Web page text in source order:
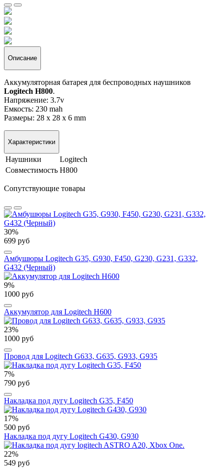
Описание
Аккумуляторная батарея для беспроводных наушников
Logitech H800.
Напряжение: 3.7v
Емкость: 230 mah
Размеры: 28 x 28 x 6 mm
Характеристики
Наушники
Logitech
Совместимость H800
Сопутствующие товары
30%
699 руб
Амбушюры Logitech G35, G930, F450, G230, G231, G332,
G432 (Черный)
9%
1000 руб
Аккумулятор для Logitech H600
23%
1000 руб
Провод для Logitech G633, G635, G933, G935
7%
790 руб
Накладка под дугу Logitech G35, F450
17%
500 руб
Накладка под дугу Logitech G430, G930
22%
549 руб